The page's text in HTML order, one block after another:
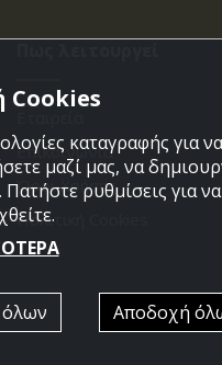
Επικοινωνια
Όροι Χρήσης
Πολιτική Cookies
Cookies
καταγραφής για
μαζί μας, να
ρυθμίσεις για
Αποδοχή